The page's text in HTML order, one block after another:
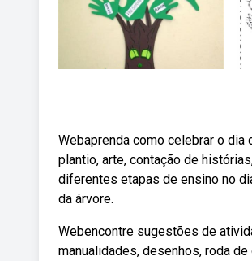
Webaprenda como celebrar o
plantio, arte, contação de
diferentes etapas de ensino no
da árvore.
Webencontre sugestões de
manualidades, desenhos, roda